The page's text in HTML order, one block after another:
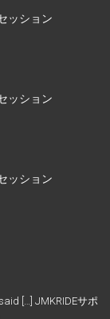
ッション
ッション
ッション
[…] JMKRIDEサポ